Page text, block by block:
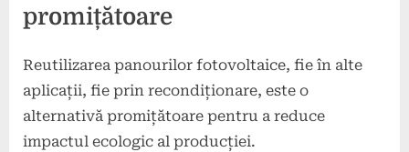
promițătoare
Reutilizarea panourilor fotovoltaice, fie în alte
aplicații, fie prin recondiționare, este o
alternativă promițătoare pentru a reduce
impactul ecologic al producției.